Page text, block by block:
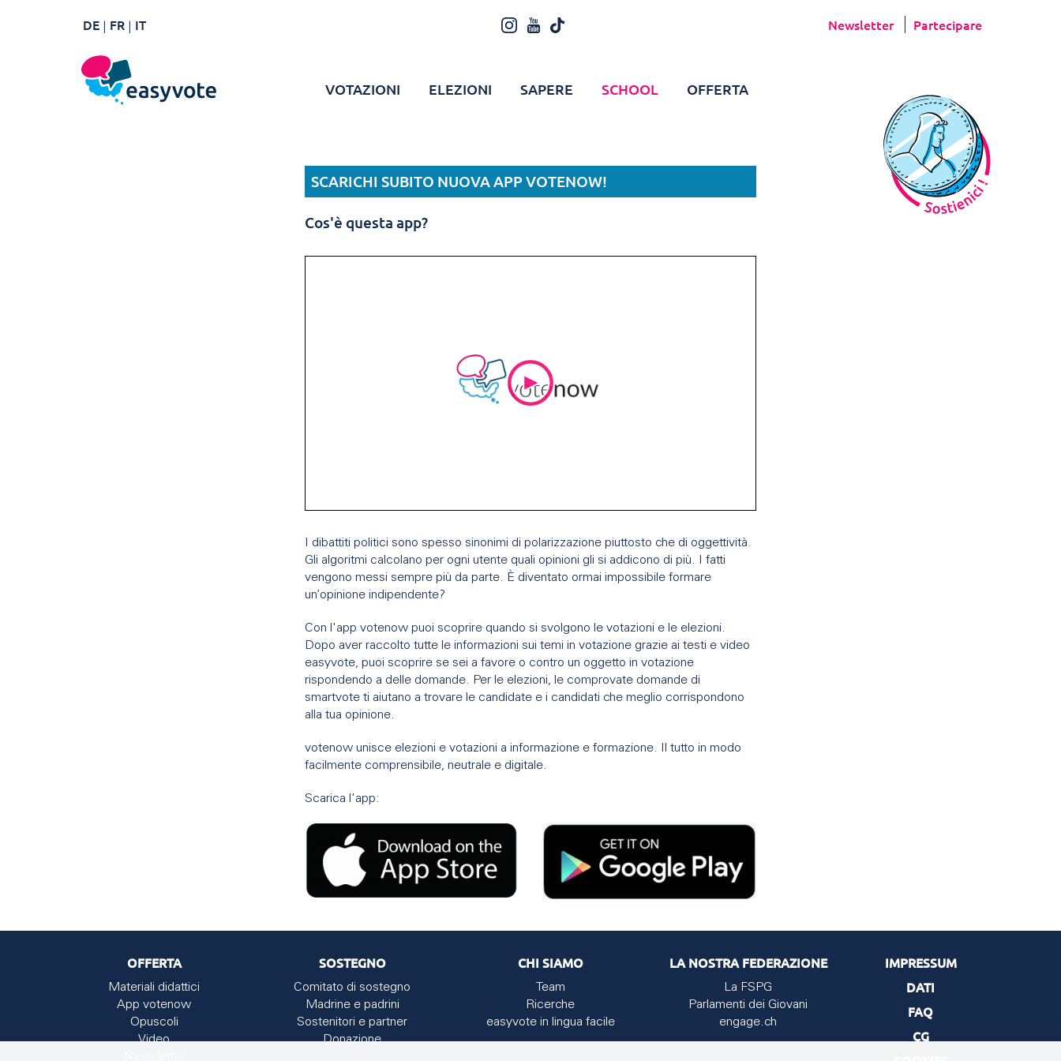
DE FR IT Newsletter Partecipare
VOTAZIONI ELEZIONI SAPERE SCHOOL OFFERTA
SCARICHI SUBITO NUOVA APP VOTENOW!
Cos'è questa app?
I dibattiti politici sono spesso sinonimi di polarizzazione piuttosto che di oggettività.
Gli algoritmi calcolano per ogni utente quali opinioni gli si addicono di più. I fatti
vengono messi sempre più da parte. È diventato ormai impossibile formare
un’opinione indipendente?
Con l'app votenow puoi scoprire quando si svolgono le votazioni e le elezioni.
Dopo aver raccolto tutte le informazioni sui temi in votazione grazie ai testi e video
easyvote, puoi scoprire se sei a favore o contro un oggetto in votazione
rispondendo a delle domande. Per le elezioni, le comprovate domande di
smartvote ti aiutano a trovare le candidate e i candidati che meglio corrispondono
alla tua opinione.
votenow unisce elezioni e votazioni a informazione e formazione. Il tutto in modo
facilmente comprensibile, neutrale e digitale.
Scarica l'app:
OFFERTA
Materiali didattici
App votenow
Opuscoli
Video
SOSTEGNO
Comitato di sostegno
Madrine e padrini
Sostenitori e partner
Donazione
CHI SIAMO
Team
Ricerche
easyvote in lingua facile
LA NOSTRA FEDERAZIONE
La FSPG
Parlamenti dei Giovani
engage.ch
IMPRESSUM
DATI
FAQ
CG